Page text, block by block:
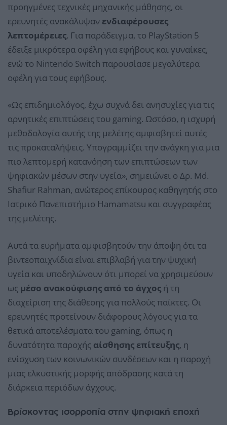
προηγμένες τεχνικές μηχανικής μάθησης, οι
ερευνητές ανακάλυψαν ενδιαφέρουσες
λεπτομέρειες. Για παράδειγμα, το PlayStation 5
έδειξε μικρότερα οφέλη για εφήβους και γυναίκες,
ενώ το Nintendo Switch παρουσίασε μεγαλύτερα
οφέλη για τους εφήβους.
«Ως επιδημιολόγος, έχω συχνά δει ανησυχίες για τις
αρνητικές επιπτώσεις του gaming. Ωστόσο, η ισχυρή
μεθοδολογία αυτής της μελέτης αμφισβητεί αυτές
τις προκαταλήψεις. Υπογραμμίζει την ανάγκη για μια
πιο λεπτομερή κατανόηση των επιπτώσεων των
ψηφιακών μέσων στην υγεία», σημειώνει ο Δρ. Md.
Shafiur Rahman, ανώτερος επίκουρος καθηγητής στο
Ιατρικό Πανεπιστήμιο Hamamatsu και συγγραφέας
της μελέτης.
Αυτά τα ευρήματα αμφισβητούν την άποψη ότι τα
βιντεοπαιχνίδια είναι επιβλαβή για την ψυχική
υγεία και υποδηλώνουν ότι μπορεί να χρησιμεύουν
ως μέσο ανακούφισης από το άγχος ή τη
διαχείριση της διάθεσης για πολλούς παίκτες. Οι
ερευνητές προτείνουν διάφορους λόγους για τα
θετικά αποτελέσματα του gaming, όπως η
δυνατότητα παροχής αίσθησης επίτευξης, η
ενίσχυση των κοινωνικών συνδέσεων και η παροχή
μιας ελκυστικής μορφής απόδρασης κατά τη
διάρκεια περιόδων άγχους.
Βρίσκοντας ισορροπία στην ψηφιακή εποχή